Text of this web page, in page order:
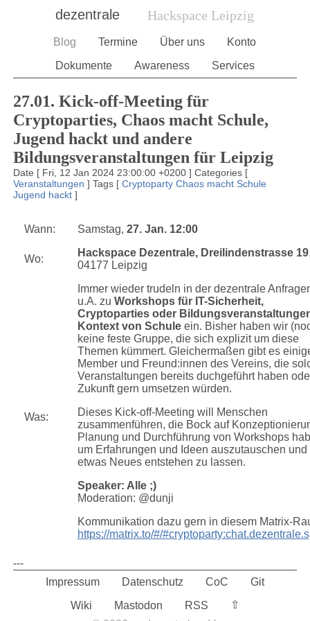
dezentrale Hackspace Leipzig
Blog Termine Über uns
Konto
Dokumente
Awareness Services
27.01. Kick-off-Meeting für
Cryptoparties, Chaos macht Schule,
Jugend hackt und andere
Bildungsveranstaltungen für Leipzig
Date [ Fri, 12 Jan 2024 23:00:00 +0200 ] Categories[
Veranstaltungen ] Tags[ Cryptoparty Chaos macht Schule
Jugend hackt]
Wann: Samstag, 27. Jan. 12:00
Wo:
Hackspace Dezentrale, Dreilindenstrasse 19
04177 Leipzig
Was:
Immer wieder trudeln in der dezentrale
u.A. zu Workshops für IT-Sicherheit,
Cryptoparties oder
Kontext von Schule ein. Bisher haben wir
keine feste Gruppe, die sich explizit um diese
Themen kümmert. Gleichermaßen gibt es
Member und Freund:innen des Vereins, die
Veranstaltungen bereits duchgeführt haben
Zukunft gern umsetzen würden.
Dieses Kick-off-Meeting will Menschen
zusammenführen, die Bock auf
Planung und Durchführung von Workshops
um Erfahrungen und Ideen auszutauschen und
etwas Neues entstehen zu lassen.
Speaker: Alle ;)
Moderation: @dunji
Kommunikation dazu gern in diesem Matrix-
https://matrix.to/#/
---
Impressum
Datenschutz CoC
Git
Wiki
Mastodon RSS
⇧︎